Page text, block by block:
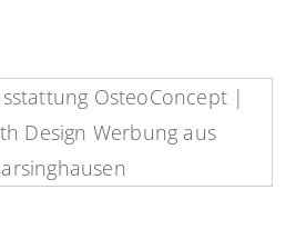
Printmedien